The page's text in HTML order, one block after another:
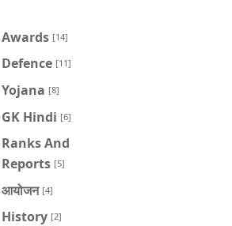
Awards [14]
Defence [11]
Yojana [8]
GK Hindi [6]
Ranks And
Reports [5]
आयोजन [4]
History [2]